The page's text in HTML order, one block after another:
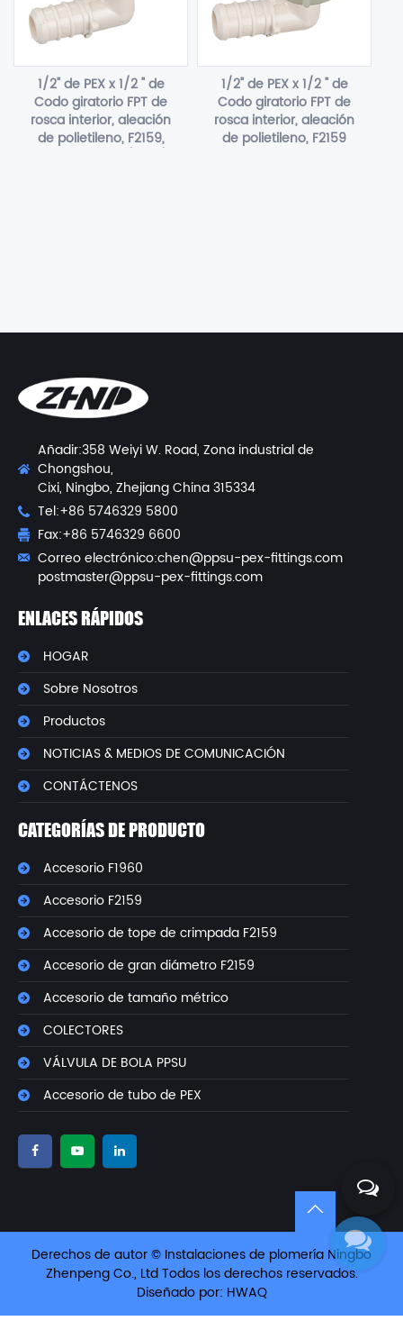
1/2" de PEX x 1/2 " de
Codo giratorio FPT de
rosca interior, aleación
de polietileno, F2159,
1/2" de PEX x 1/2 " de
Codo giratorio FPT de
rosca interior, aleación
de polietileno, F2159
Añadir:358 Weiyi W. Road, Zona industrial de
Chongshou,
Cixi, Ningbo, Zhejiang China 315334
Tel:+86 5746329 5800
Fax:+86 5746329 6600
Correo electrónico:chen@ppsu-pex-fittings.com
postmaster@ppsu-pex-fittings.com
ENLACES RÁPIDOS
HOGAR
Sobre Nosotros
Productos
NOTICIAS & MEDIOS DE COMUNICACIÓN
CONTÁCTENOS
CATEGORÍAS DE PRODUCTO
Accesorio F1960
Accesorio F2159
Accesorio de tope de crimpada F2159
Accesorio de gran diámetro F2159
Accesorio de tamaño métrico
COLECTORES
VÁLVULA DE BOLA PPSU
Accesorio de tubo de PEX
Derechos de autor © Instalaciones de plomería Ningbo
Zhenpeng Co., Ltd Todos los derechos reservados.
Diseñado por: HWAQ